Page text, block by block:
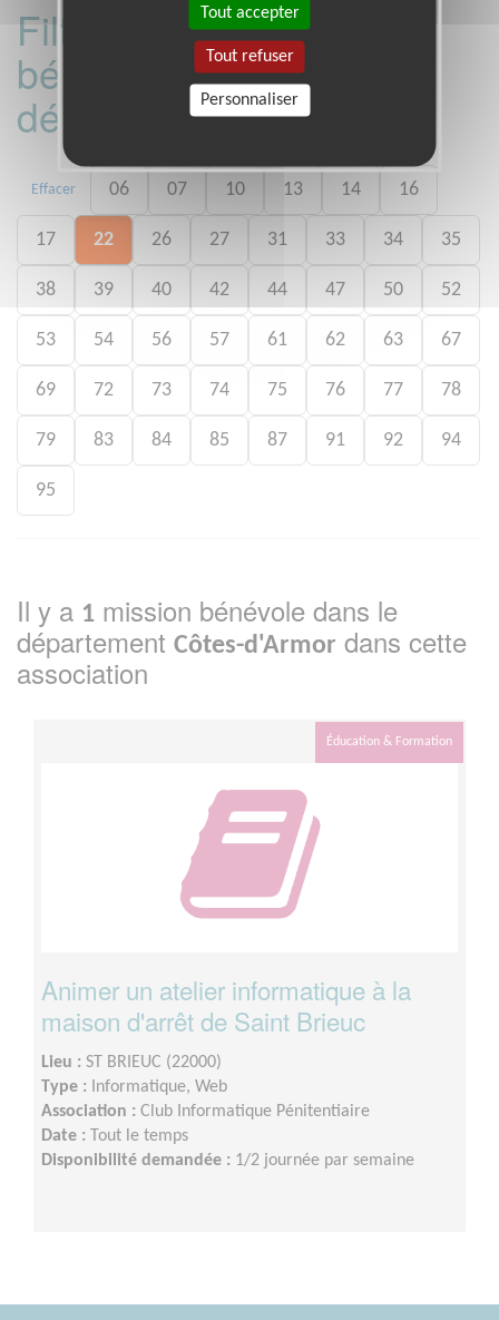
Filtrer les missions
bénévoles par
département :
Effacer 06 07 10 13 14 16
17 22 26 27 31 33 34 35
38 39 40 42 44 47 50 52
53 54 56 57 61 62 63 67
69 72 73 74 75 76 77 78
79 83 84 85 87 91 92 94
95
Il y a 1 mission bénévole dans le
département Côtes-d'Armor dans cette
association
Éducation & Formation
Animer un atelier informatique à la
maison d'arrêt de Saint Brieuc
Lieu : ST BRIEUC (22000)
Type : Informatique, Web
Association : Club Informatique Pénitentiaire
Date : Tout le temps
Disponibilité demandée : 1/2 journée par semaine
Tout accepter
Tout refuser
Personnaliser